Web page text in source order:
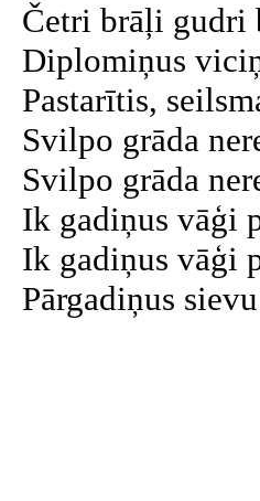
Četri brāļi gudri
Diplomiņus
Pastarītis,
Svilpo grāda
Svilpo grāda
Ik gadiņus vāģi
Ik gadiņus vāģi
Pārgadiņus